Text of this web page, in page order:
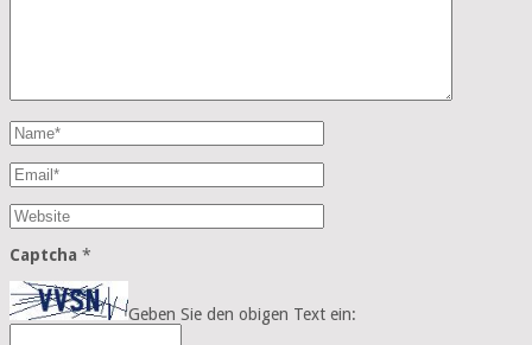
Captcha *
Geben Sie den obigen Text ein: